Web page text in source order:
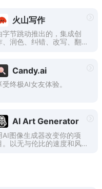
火山写作
字节跳动推出的，集成创
、润色、纠错、改写、翻译
Candy.ai
受终极AI女友体验。
AI Art Generator
AI图像生成器改变你的项
。以无与伦比的速度和风格